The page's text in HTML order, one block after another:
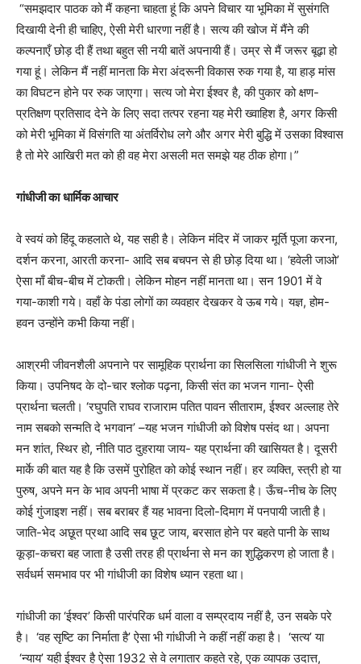
“समझदार पाठक को मैं कहना चाहता हूं कि अपने विचार या भूमिका में सुसंगति
दिखायी देनी ही चाहिए, ऐसी मेरी धारणा नहीं है। सत्य की खोज में मैंने की
कल्पनाएँ छोड़ दी हैं तथा बहुत सी नयी बातें अपनायी हैं। उम्र से मैं जरूर बूढ़ा हो
गया हूं। लेकिन मैं नहीं मानता कि मेरा अंदरूनी विकास रुक गया है, या हाड़ मांस
का विघटन होने पर रुक जाएगा। सत्य जो मेरा ईश्वर है, की पुकार को क्षण-
प्रतिक्षण प्रतिसाद देने के लिए सदा तत्पर रहना यह मेरी ख्वाहिश है, अगर किसी
को मेरी भूमिका में विसंगति या अंतर्विरोध लगे और अगर मेरी बुद्धि में उसका विश्वास
है तो मेरे आखिरी मत को ही वह मेरा असली मत समझे यह ठीक होगा।”
गांधीजी का धार्मिक आचार
वे स्वयं को हिंदू कहलाते थे, यह सही है। लेकिन मंदिर में जाकर मूर्ति पूजा करना,
दर्शन करना, आरती करना- आदि सब बचपन से ही छोड़ दिया था। ‘हवेली जाओ’
ऐसा माँ बीच-बीच में टोकती। लेकिन मोहन नहीं मानता था। सन 1901 में वे
गया-काशी गये। वहाँ के पंडा लोगों का व्यवहार देखकर वे ऊब गये। यज्ञ, होम-
हवन उन्होंने कभी किया नहीं।
आश्रमी जीवनशैली अपनाने पर सामूहिक प्रार्थना का सिलसिला गांधीजी ने शुरू
किया। उपनिषद के दो-चार श्लोक पढ़ना, किसी संत का भजन गाना- ऐसी
प्रार्थना चलती। ‘रघुपति राघव राजाराम पतित पावन सीताराम, ईश्वर अल्लाह तेरे
नाम सबको सन्मति दे भगवान’ –यह भजन गांधीजी को विशेष पसंद था। अपना
मन शांत, स्थिर हो, नीति पाठ दुहराया जाय- यह प्रार्थना की खासियत है। दूसरी
मार्के की बात यह है कि उसमें पुरोहित को कोई स्थान नहीं। हर व्यक्ति, स्त्री हो या
पुरुष, अपने मन के भाव अपनी भाषा में प्रकट कर सकता है। ऊँच-नीच के लिए
कोई गुंजाइश नहीं। सब बराबर हैं यह भावना दिलो-दिमाग में पनपायी जाती है।
जाति-भेद अछूत प्रथा आदि सब छूट जाय, बरसात होने पर बहते पानी के साथ
कूड़ा-कचरा बह जाता है उसी तरह ही प्रार्थना से मन का शुद्धिकरण हो जाता है।
सर्वधर्म समभाव पर भी गांधीजी का विशेष ध्यान रहता था।
गांधीजी का‘ईश्वर’किसी पारंपरिक धर्म वाला व सम्प्रदाय नहीं है, उन सबके परे
है। ‘वह सृष्टि का निर्माता है’ऐसा भी गांधीजी ने कहीं नहीं कहा है। ‘सत्य’या
‘न्याय’यही ईश्वर है ऐसा 1932 से वे लगातार कहते रहे, एक व्यापक उदात्त,